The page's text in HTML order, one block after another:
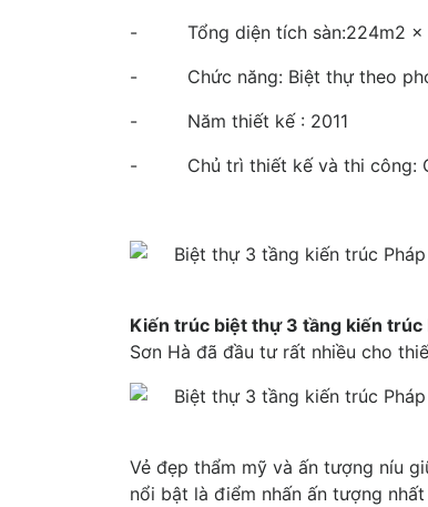
- Tổng diện tích sàn:224m2 x
- Chức năng: Biệt thự theo
- Năm thiết kế : 2011
- Chủ trì thiết kế và thi công:
Kiến trúc biệt thự 3 tầng kiến trúc
Sơn Hà đã đầu tư rất nhiều cho
Vẻ đẹp thẩm mỹ và ấn tượng níu
nổi bật là điểm nhấn ấn tượng